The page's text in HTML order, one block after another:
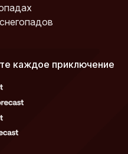
каждое приключение